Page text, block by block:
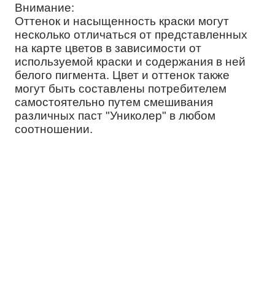
Внимание:
Оттенок и насыщенность краски могут
несколько отличаться от представленных
на карте цветов в зависимости от
используемой краски и содержания в ней
белого пигмента. Цвет и оттенок также
могут быть составлены потребителем
самостоятельно путем смешивания
различных паст "Униколер" в любом
соотношении.